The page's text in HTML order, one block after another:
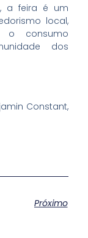
a feira é um
local,
o consumo
dos
Constant,
Próximo